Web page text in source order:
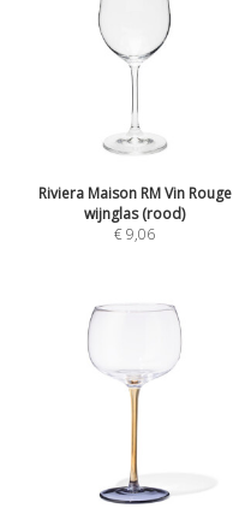
Riviera Maison RM Vin Rouge
wijnglas (rood)
€9,06